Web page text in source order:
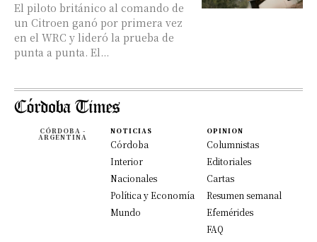
El piloto británico al comando de
un Citroen ganó por primera vez
en el WRC y lideró la prueba de
punta a punta. El...
CÓRDOBA -
ARGENTINA
NOTICIAS
Córdoba
Interior
Nacionales
Política y Economía
Mundo
OPINION
Columnistas
Editoriales
Cartas
Resumen semanal
Efemérides
FAQ